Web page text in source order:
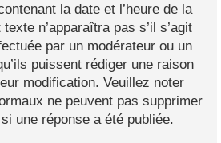
la date et l’heure de la
n’apparaîtra pas s’il s’agit
par un modérateur ou un
puissent rédiger une raison
modification. Veuillez noter
ne peuvent pas supprimer
une réponse a été publiée.